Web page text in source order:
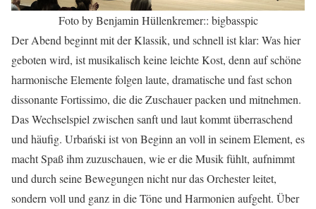
Foto by Benjamin Hüllenkremer:: bigbasspic
Der Abend beginnt mit der Klassik, und schnell ist klar: Was hier
geboten wird, ist musikalisch keine leichte Kost, denn auf schöne
harmonische Elemente folgen laute, dramatische und fast schon
dissonante Fortissimo, die die Zuschauer packen und mitnehmen.
Das Wechselspiel zwischen sanft und laut kommt überraschend
und häufig. Urbański ist von Beginn an voll in seinem Element, es
macht Spaß ihm zuzuschauen, wie er die Musik fühlt, aufnimmt
und durch seine Bewegungen nicht nur das Orchester leitet,
sondern voll und ganz in die Töne und Harmonien aufgeht. Über